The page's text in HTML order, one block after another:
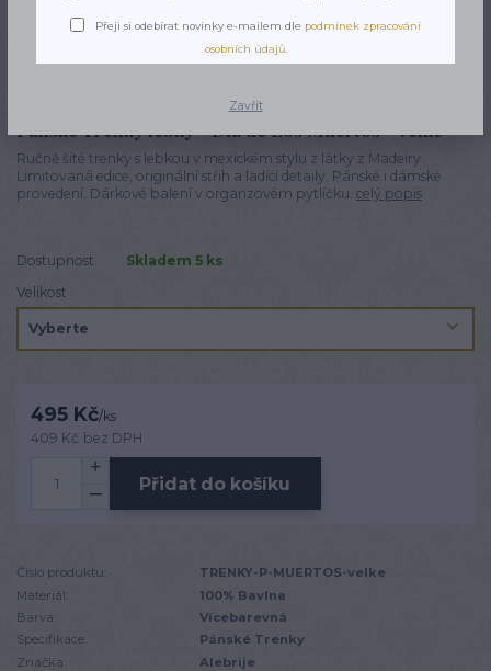
Pánské Trenky lebky - Dia de Los Muertos - Velké
Ručně šité trenky s lebkou v mexickém stylu z látky z Madeiry.
Limitovaná edice, originální střih a ladící detaily. Pánské i dámské
provedení. Dárkové balení v organzovém pytlíčku. celý popis
Dostupnost
Skladem 5 ks
Velikost
495 Kč/ks
409 Kč bez DPH
Přidat do košíku
Číslo produktu:
TRENKY-P-MUERTOS-velke
Materiál:
100% Bavlna
Barva:
Vícebarevná
Specifikace:
Pánské Trenky
Značka:
Alebrije
Přeji si odebírat novinky e-mailem dle podmínek zpracování
osobních údajů.
Zavřít